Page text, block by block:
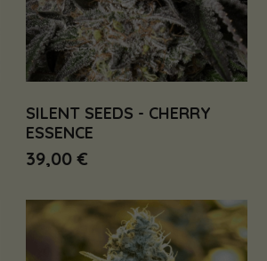
SILENT SEEDS - CHERRY
ESSENCE
39,00 €